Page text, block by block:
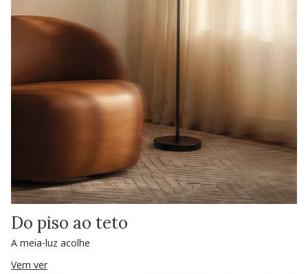
Do piso ao teto
A meia-luz acolhe
Vem ver